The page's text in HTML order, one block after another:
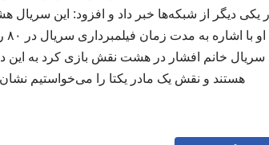
یکی دیگر از شبکه‌ها خبر داد و افزود: این
سریال خانم افشار در هشت نقش بازی کرد به این
هستند و نقش یک مادر یکتا را می‌خواستیم نشان